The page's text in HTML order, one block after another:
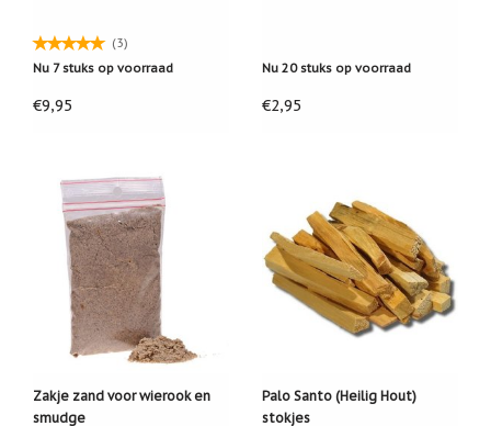
inpakservice
Shore:
beeldje
moment?
met
een
(3)
Nu 7 stuks op voorraad
€9,95
Nu 20 stuks op voorraad
€2,95
Zakje zand voor wierook en
smudge
Palo Santo (Heilig Hout)
stokjes